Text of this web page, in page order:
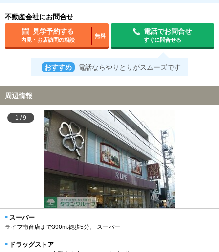
不動産会社にお問合せ
見学予約する
内見・お店訪問の相談
無料
電話でお問合せ
すぐに問合せる
おすすめ 電話ならやりとりがスムーズです
周辺情報
1 /9
スーパー
ライフ南台店まで390m:徒歩5分。 スーパー
ドラッグストア